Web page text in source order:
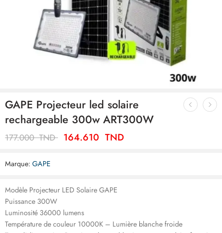
GAPE Projecteur led solaire
rechargeable 300w ART300W
177.000TND 164.610 TND
Marque: GAPE
Modèle Projecteur LED Solaire GAPE
Puissance 300W
Luminosité 36000 lumens
Température de couleur 10000K – Lumière blanche froide